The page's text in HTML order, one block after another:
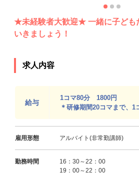
★未経験者大歓迎★ 一緒に子ども
いきましょう！
求人内容
給与
1コマ80分 1800円
＊研修期間20コマまで、
雇用形態 アルバイト(非常勤講師)
勤務時間
16：30～22：00
19：00～22：00